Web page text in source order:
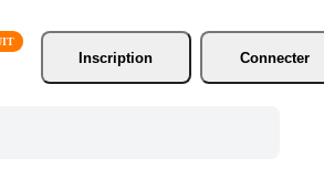
Inscription
Connecter